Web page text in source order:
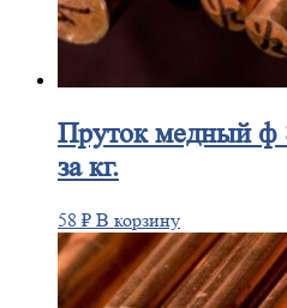
Прутокмедный ф
за кг.
58 ₽ В корзину